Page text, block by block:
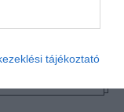
tájékoztató